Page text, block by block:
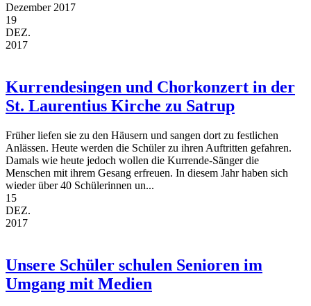
Dezember 2017
19
DEZ.
2017
Kurrendesingen und Chorkonzert in der
St. Laurentius Kirche zu Satrup
Früher liefen sie zu den Häusern und sangen dort zu festlichen
Anlässen. Heute werden die Schüler zu ihren Auftritten gefahren.
Damals wie heute jedoch wollen die Kurrende-Sänger die
Menschen mit ihrem Gesang erfreuen. In diesem Jahr haben sich
wieder über 40 Schülerinnen un...
15
DEZ.
2017
Unsere Schüler schulen Senioren im
Umgang mit Medien